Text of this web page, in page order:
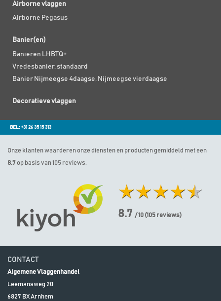
Airborne vlaggen
Airborne Pegasus
Banier(en)
Banieren LHBTQ+
Vredesbanier, standaard
Banier Nijmeegse 4daagse, Nijmeegse vierdaagse
Decoratieve vlaggen
BEL: +31 26 35 15 313
Onze klanten waarderen onze diensten en producten gemiddeld met een
8.7 op basis van 105 reviews.
8.7 / 10 (105 reviews)
CONTACT
Algemene Vlaggenhandel
Leemansweg 20
6827 BXArnhem